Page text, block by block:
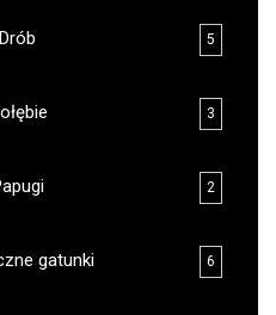
Drób 5
3
2
gatunki 6